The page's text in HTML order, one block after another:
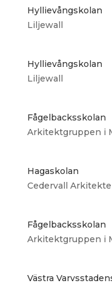
Hyllievångskolan
Liljewall
Hyllievångskolan
Liljewall
Fågelbacksskolan
Arkitektgruppen i
Hagaskolan
Cedervall
Fågelbacksskolan
Arkitektgruppen i
Västra